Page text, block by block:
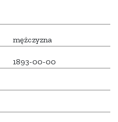
mężczyzna
1893-00-00